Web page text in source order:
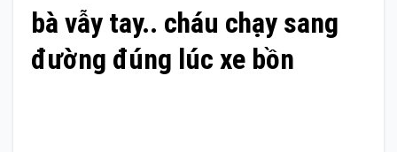
bà vẫy tay.. cháu chạy sang
đường đúng lúc xe bồn